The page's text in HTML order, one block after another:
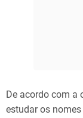
De acordo com a
estudar os